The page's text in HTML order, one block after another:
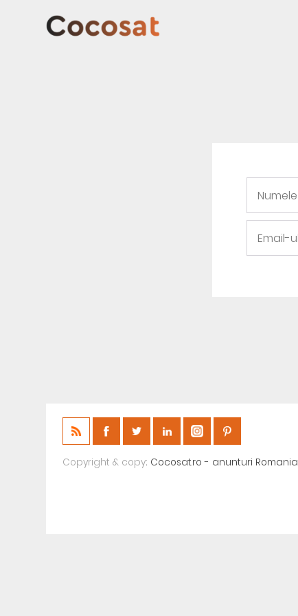
Copyright & copy; Cocosat.ro - anunturi Romania